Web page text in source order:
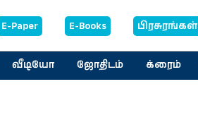
E-Paper E-Books பிரசுரங்கள்
வீடியோ ஜோதிடம் க்ரைம்